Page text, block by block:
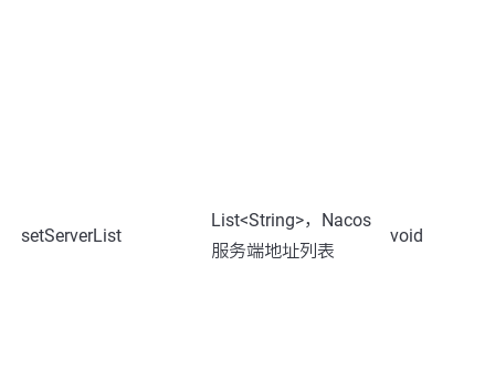
setServerList
List<String>，Nacos
服务端地址列表
void